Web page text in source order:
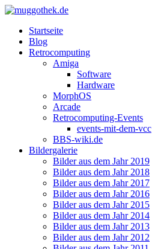
Startseite
Blog
Retrocomputing
Amiga
Software
Hardware
MorphOS
Arcade
Retrocomputing-Events
events-mit-dem-vcc
BBS-wiki.de
Bildergalerie
Bilder aus dem Jahr 2019
Bilder aus dem Jahr 2018
Bilder aus dem Jahr 2017
Bilder aus dem Jahr 2016
Bilder aus dem Jahr 2015
Bilder aus dem Jahr 2014
Bilder aus dem Jahr 2013
Bilder aus dem Jahr 2012